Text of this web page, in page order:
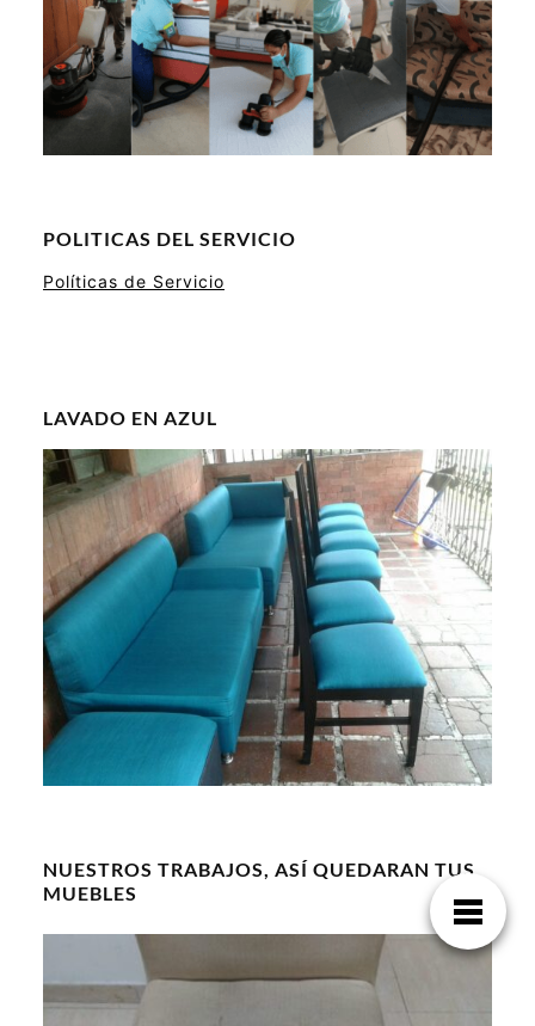
POLITICAS DEL SERVICIO
Políticas de Servicio
LAVADO EN AZUL
NUESTROS TRABAJOS, ASÍ QUEDARAN TUS
MUEBLES